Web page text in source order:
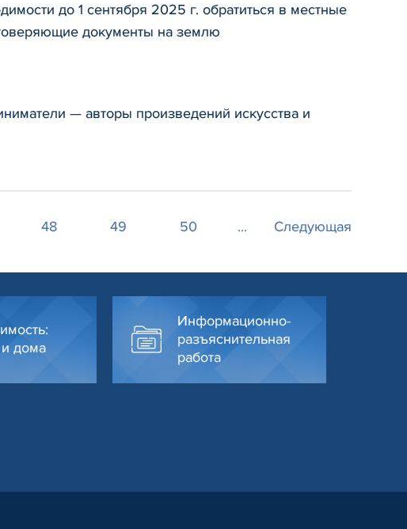
до 1 сентября 2025 г. обратиться в местные
документы на землю
— авторы произведений искусства и
48 49 50 ... Следующая
и дома
Информационно-
разъяснительная
работа